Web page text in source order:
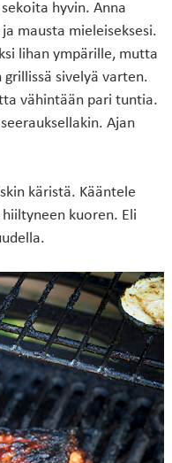
hyvin. Anna
mausta mieleiseksesi.
lihan ympärille, mutta
sivelyä varten.
vähintään pari tuntia.
Ajan
käristä. Kääntele
kuoren. Eli